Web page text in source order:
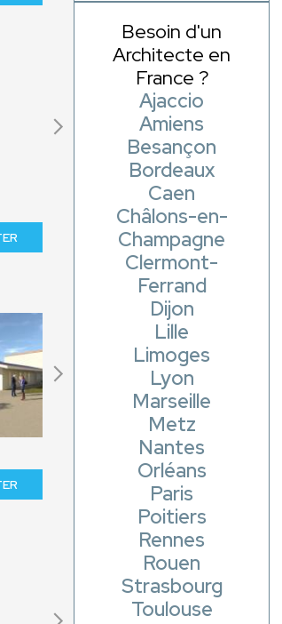
Besoin d'un
Architecte en
France ?
Ajaccio
Amiens
Besançon
Bordeaux
Caen
Châlons-en-
Champagne
Clermont-
Ferrand
Dijon
Lille
Limoges
Lyon
Marseille
Metz
Nantes
Orléans
Paris
Poitiers
Rennes
Rouen
Strasbourg
Toulouse